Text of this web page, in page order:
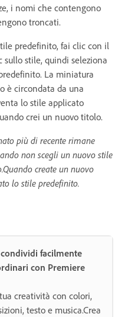
i nomi che contengono
troncati.
predefinito, fai clic con il
stile, quindi seleziona
La miniatura
è circondata da una
lo stile applicato
crei un nuovo titolo.
più di recente rimane
non scegli un nuovo stile
create un nuovo
lo stile predefinito.
facilmente
con Premiere
creatività con colori,
testo e musica.Crea